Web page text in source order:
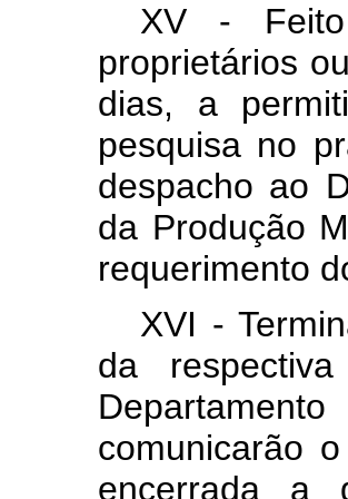
XV -
proprietários
dias, a
pesquisa no
despacho ao
da Produção
requerimento
XVI -
da
comunicarão
encerrada a